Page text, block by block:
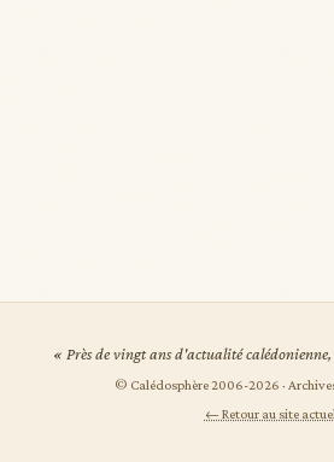
« Près de vingt ans d'actualité calédonienne,
© Calédosphère 2006-2026 ·
← Retour au site